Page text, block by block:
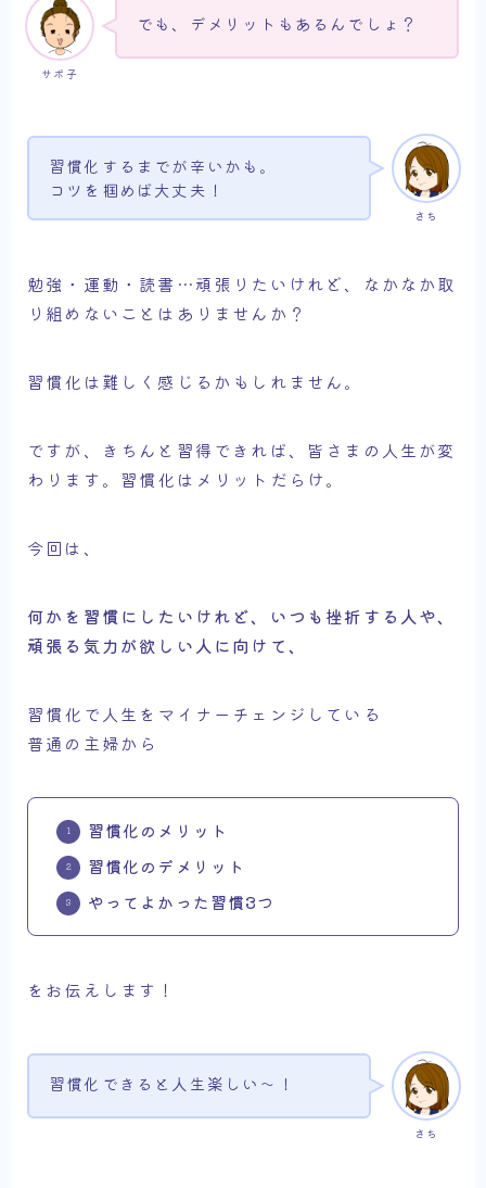
サボ子
でも、デメリットもあるんでしょ？
さち
習慣化するまでが辛いかも。
コツを掴めば大丈夫！
勉強・運動・読書…頑張りたいけれど、なかなか取
り組めないことはありませんか？
習慣化は難しく感じるかもしれません。
ですが、きちんと習得できれば、皆さまの人生が変
わります。習慣化はメリットだらけ。
今回は、
何かを習慣にしたいけれど、いつも挫折する人や、
頑張る気力が欲しい人に向けて、
習慣化で人生をマイナーチェンジしている
普通の主婦から
習慣化のメリット
習慣化のデメリット
やってよかった習慣3つ
をお伝えします！
さち
習慣化できると人生楽しい～！